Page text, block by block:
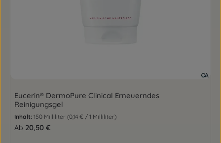
Eucerin® DermoPure Clinical Erneuerndes
Reinigungsgel
Inhalt: 150 Milliliter (0,14 € / 1 Milliliter)
Regulärer Preis:
Ab 20,50 €